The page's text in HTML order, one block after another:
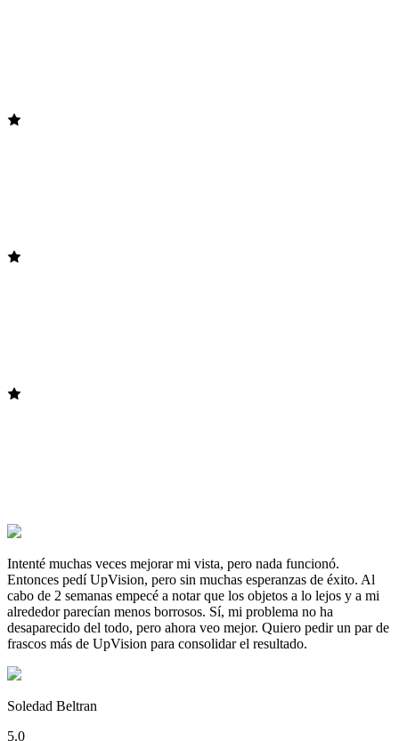
Intenté muchas veces mejorar mi vista, pero nada funcionó.
Entonces pedí UpVision, pero sin muchas esperanzas de éxito. Al
cabo de 2 semanas empecé a notar que los objetos a lo lejos y a mi
alrededor parecían menos borrosos. Sí, mi problema no ha
desaparecido del todo, pero ahora veo mejor. Quiero pedir un par de
frascos más de UpVision para consolidar el resultado.
Soledad Beltran
5.0